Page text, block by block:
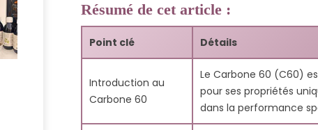
C60 + HUILE D’OLIVE
EXTRA VIERGE
C60 ET FLEXIBILITÉ
AMÉLIORÉE : BOUGEZ
LIBREMENT CHAQUE
7.5. Puis-je prendre Carbone 60 sous forme
7.6. La prise de compléments alimentaires
7.7. Le Carbone 60 peut-il interagir avec
7.8. Les athlètes ont-ils besoin de
60 ?
7.9. Le Carbone 60 peut-il ralentir le
7.10. Quelles sont les principales autorités
Résumé de cet article :
Point clé Détails
Introduction au
Carbone 60
Le Carbone 60 (C60)
pour ses propriétés
dans la performance